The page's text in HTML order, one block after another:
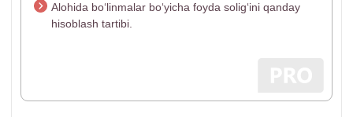
Alohida boʻlinmalar boʻyicha foyda soligʻini qanday
hisoblash tartibi.